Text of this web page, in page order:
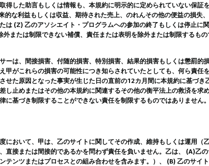
得した助言もしくは情報も、本規約に明示的に定められていない保証
的な利益もしくは収益、期待された売上、のれんその他の便益の損失
は (Z) 乙のアソシエイト・プログラムへの参加の終了もしくは停止に
または制限できない補償、責任または表明を除外または制限するもの
ーは、間接損害、付随的損害、特別損害、結果的損害もしくは懲罰的
甲がこれらの損害の可能性につき知らされていたとしても、何ら責
せた原因となった事実が生じた日の直前の12カ月間に本規約に基づ
し止めまたはその他の本規約に関連するその他の衡平法上の救済を求
に基づき制限することができない責任を制限するものではありません。
において、甲は、乙のサイトに関してその作成、維持もしくは運用
直接または間接的であるかを問わず責任を負いません。乙は、 (A)乙
テンツまたはプロセスとの組み合わせを含みます。）、 (B) 乙のサイ